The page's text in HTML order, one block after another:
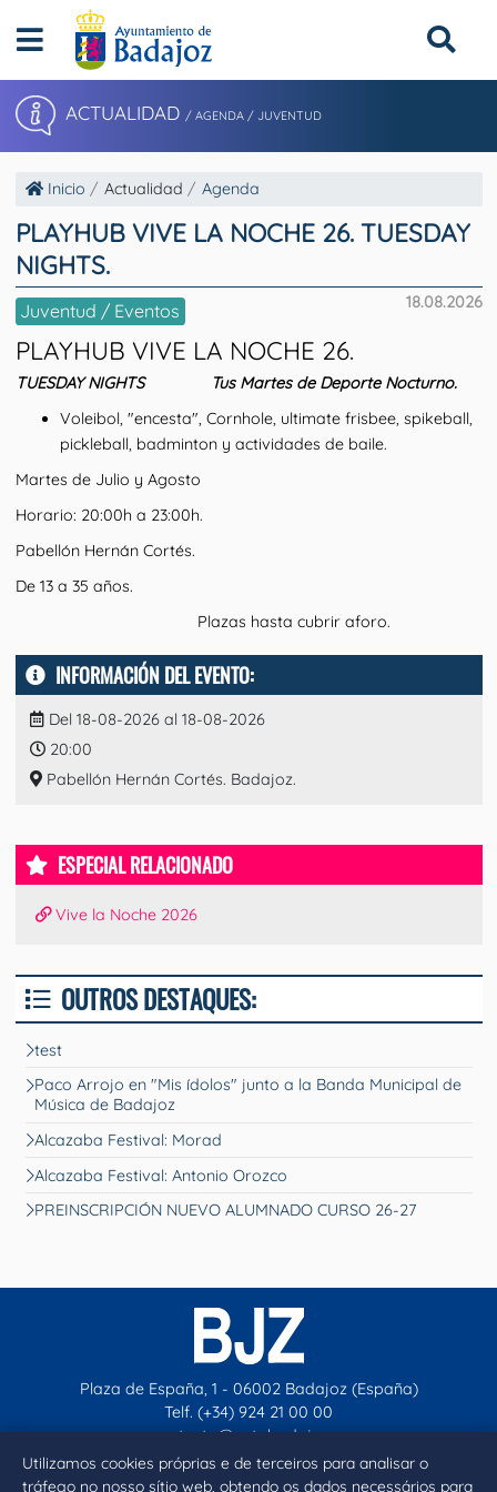
Utilizamos cookies próprias e de terceiros para analisar o
tráfego no nosso sítio web, obtendo os dados necessários para
ACTUALIDAD / AGENDA / JUVENTUD
Inicio Actualidad Agenda
PLAYHUB VIVE LA NOCHE 26. TUESDAY
NIGHTS.
18.08.2026
Juventud / Eventos
PLAYHUB VIVE LA NOCHE 26.
TUESDAY NIGHTS Tus Martes de Deporte Nocturno.
Voleibol, "encesta", Cornhole, ultimate frisbee, spikeball,
pickleball, badminton y actividades de baile.
Martes de Julio y Agosto
Horario: 20:00h a 23:00h.
Pabellón Hernán Cortés.
De 13 a 35 años.
Plazas hasta cubrir aforo.
INFORMACIÓN DEL EVENTO:
Del 18-08-2026 al 18-08-2026
20:00
Pabellón Hernán Cortés. Badajoz.
ESPECIAL RELACIONADO
Vive la Noche 2026
OUTROS DESTAQUES:
test
Paco Arrojo en "Mis ídolos" junto a la Banda Municipal de
Música de Badajoz
Alcazaba Festival: Morad
Alcazaba Festival: Antonio Orozco
PREINSCRIPCIÓN NUEVO ALUMNADO CURSO 26-27
Plaza de España, 1 - 06002 Badajoz (España)
Telf. (+34) 924 21 00 00
contacto@aytobadajoz.es